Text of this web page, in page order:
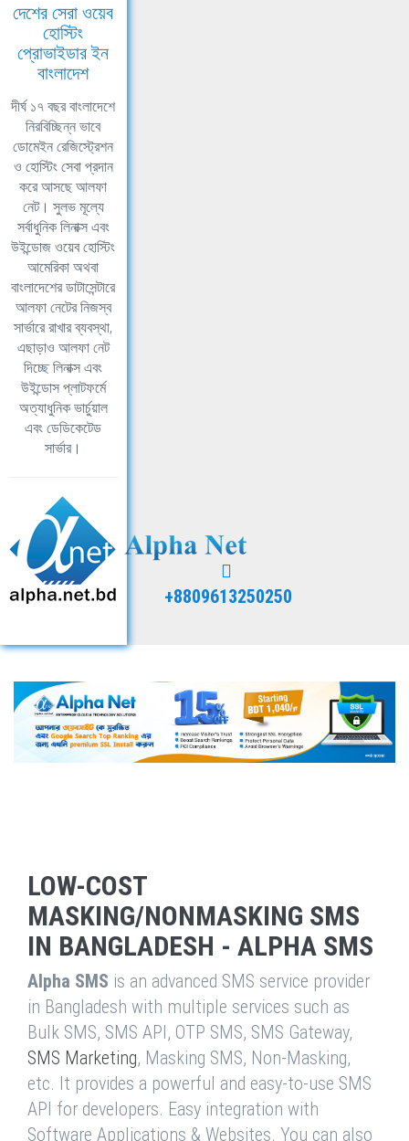
দেশের সেরা ওয়েব
হোস্টিং
প্রোভাইডার ইন
বাংলাদেশ
দীর্ঘ ১৭ বছর বাংলাদেশে
নিরবিচ্ছিন্ন ভাবে
ডোমেইন রেজিস্ট্রেশন
ও হোস্টিং সেবা প্রদান
করে আসছে আলফা
নেট। সুলভ মূল্যে
সর্বাধুনিক লিনাক্স এবং
উইন্ডোজ ওয়েব হোস্টিং
আমেরিকা অথবা
বাংলাদেশের ডাটাসেন্টারে
আলফা নেটের নিজস্ব
সার্ভারে রাখার ব্যবস্থা,
এছাড়াও আলফা নেট
দিচ্ছে লিনাক্স এবং
উইন্ডোস প্লাটফর্মে
অত্যাধুনিক ভার্চুয়াল
এবং ডেডিকেটেড
সার্ভার।
+8809613250250
LOW-COST
MASKING/NONMASKING SMS
IN BANGLADESH - ALPHA SMS
Alpha SMS is an advanced SMS service provider
in Bangladesh with multiple services such as
Bulk SMS, SMS API, OTP SMS, SMS Gateway,
SMS Marketing, Masking SMS, Non-Masking,
etc. It provides a powerful and easy-to-use SMS
API for developers. Easy integration with
Software Applications & Websites. You can also